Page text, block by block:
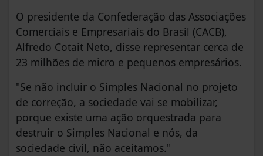
O presidente da Confederação das Associações
Comerciais e Empresariais do Brasil (CACB),
Alfredo Cotait Neto, disse representar cerca de
23 milhões de micro e pequenos empresários.
"Se não incluir o Simples Nacional no projeto
de correção, a sociedade vai se mobilizar,
porque existe uma ação orquestrada para
destruir o Simples Nacional e nós, da
sociedade civil, não aceitamos."